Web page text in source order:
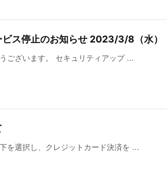
ス停止のお知らせ 2023/3/8（水）
ございます。 セキュリティアップ ...
を選択し、クレジットカード決済を ...